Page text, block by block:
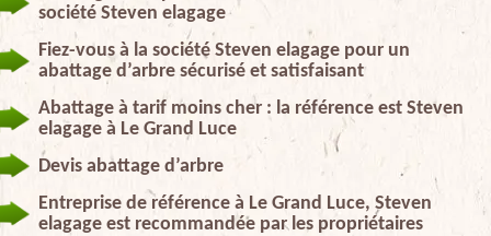
société Steven elagage
Fiez-vous à la société Steven elagage pour un
abattage d’arbre sécurisé et satisfaisant
Abattage à tarif moins cher : la référence est Steven
elagage à Le Grand Luce
Devis abattage d’arbre
Entreprise de référence à Le Grand Luce, Steven
elagage est recommandée par les propriétaires